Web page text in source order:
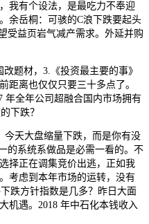
我有个设法，是最吃力不奉迎
余岳桐：可骇的C浪下跌要起头
受益页岩气减产需求。外延并购
材，3.《投资最主要的事》
距离也仅仅只要三十多点了。
年全年公司超融合国内市场拥有
下跌？
天大盘缩量下跌，而是你有没
的系统系做品是必需一看的。不
择正在调集竞价出逃，正如我
考虑到本年市场的运转，没有
跌方针指数是几多？昨日大面
机遇。2018 年中石化本钱收入